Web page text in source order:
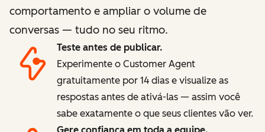
comportamento e ampliar o volume de
conversas — tudo no seu ritmo.
Teste antes de publicar.
Experimente o Customer Agent
gratuitamente por 14 dias e visualize as
respostas antes de ativá-las — assim você
sabe exatamente o que seus clientes vão ver.